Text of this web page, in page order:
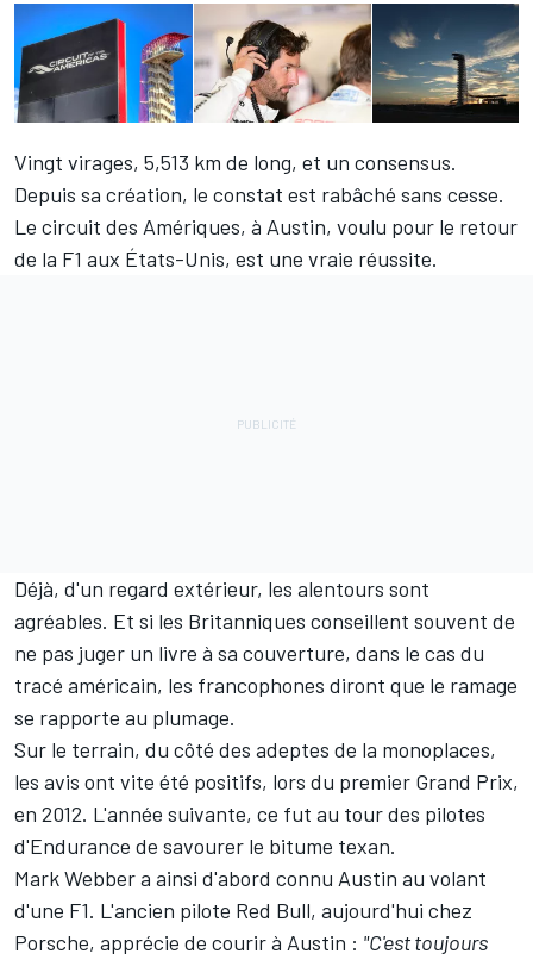
Vingt virages, 5,513 km de long, et un consensus.
Depuis sa création, le constat est rabâché sans cesse.
Le circuit des Amériques, à Austin, voulu pour le retour
de la F1 aux États-Unis, est une vraie réussite.
Déjà, d'un regard extérieur, les alentours sont
agréables. Et si les Britanniques conseillent souvent de
ne pas juger un livre à sa couverture, dans le cas du
tracé américain, les francophones diront que le ramage
se rapporte au plumage.
Sur le terrain, du côté des adeptes de la monoplaces,
les avis ont vite été positifs, lors du premier Grand Prix,
en 2012. L'année suivante, ce fut au tour des pilotes
d'Endurance de savourer le bitume texan.
Mark Webbera ainsi d'abord connu Austin au volant
d'une F1. L'ancien pilote Red Bull, aujourd'hui chez
Porsche, apprécie de courir à Austin : "C'est toujours